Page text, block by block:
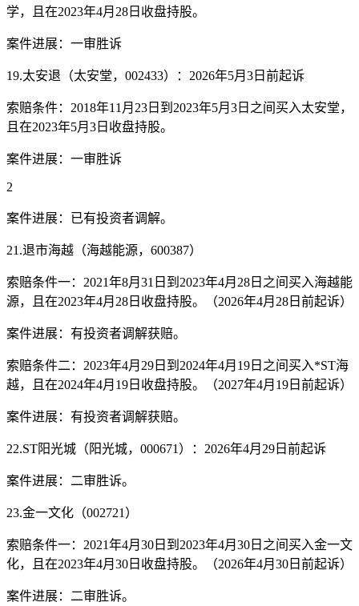
学，且在2023年4月28日收盘持股。
案件进展：一审胜诉
19.太安退（太安堂，002433）：2026年5月3日前起诉
索赔条件：2018年11月23日到2023年5月3日之间买入太安堂，
且在2023年5月3日收盘持股。
案件进展：一审胜诉
2
案件进展：已有投资者调解。
21.退市海越（海越能源，600387）
索赔条件一：2021年8月31日到2023年4月28日之间买入海越能
源，且在2023年4月28日收盘持股。（2026年4月28日前起诉）
案件进展：有投资者调解获赔。
索赔条件二：2023年4月29日到2024年4月19日之间买入*ST海
越，且在2024年4月19日收盘持股。（2027年4月19日前起诉）
案件进展：有投资者调解获赔。
22.ST阳光城（阳光城，000671）：2026年4月29日前起诉
案件进展：二审胜诉。
23.金一文化（002721）
索赔条件一：2021年4月30日到2023年4月30日之间买入金一文
化，且在2023年4月30日收盘持股。（2026年4月30日前起诉）
案件进展：二审胜诉。